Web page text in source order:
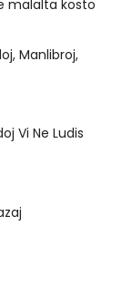
malalta kosto
Manlibroj,
Vi Ne Ludis